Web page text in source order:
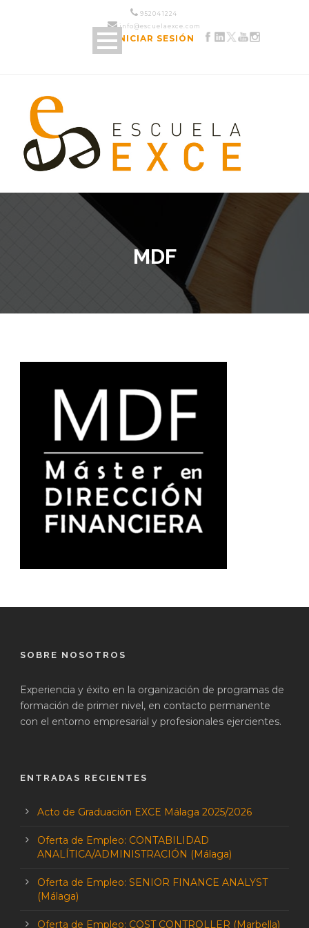
952 04 12 24
info@escuelaexce.com
INICIAR SESIÓN
MDF
SOBRE NOSOTROS
Experiencia y éxito en la organización de programas de
formación de primer nivel, en contacto permanente
con el entorno empresarial y profesionales ejercientes.
ENTRADAS RECIENTES
Acto de Graduación EXCE Málaga 2025/2026
Oferta de Empleo: CONTABILIDAD
ANALÍTICA/ADMINISTRACIÓN (Málaga)
Oferta de Empleo: SENIOR FINANCE ANALYST
(Málaga)
Oferta de Empleo: COST CONTROLLER (Marbella)